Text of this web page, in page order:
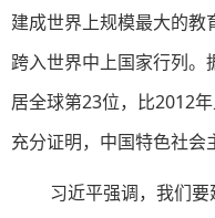
建成世界上规模最大的教
跨入世界中上国家行列。
居全球第23位，比2012
充分证明，中国特色社会
习近平强调，我们